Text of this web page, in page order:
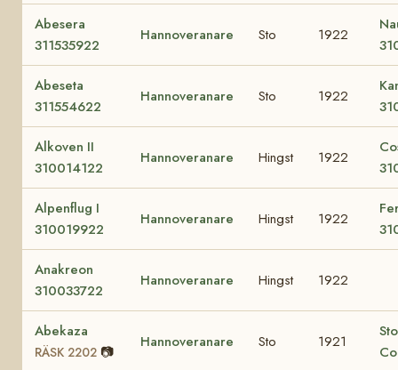
Abesera
311535922
Hannoveranare Sto 1922
Abeseta
311554622
Hannoveranare Sto 1922
Alkoven II
310014122
Hannoveranare Hingst 1922
Alpenflug I
310019922
Hannoveranare Hingst 1922
Anakreon
310033722
Hannoveranare Hingst 1922
Abekaza
RÄSK 2202 📷
Hannoveranare Sto 1921